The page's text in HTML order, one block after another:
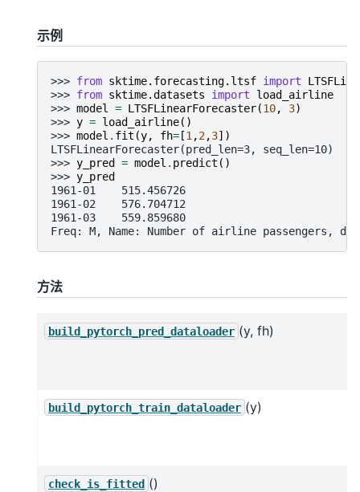
示例
>>> from sktime.forecasting.ltsf import
>>> from sktime.datasets import
load_airline
>>> model = LTSFLinearForecaster(10, 3)
>>> y = load_airline()
>>> model . fit (y, fh= [1,2,3])
LTSFLinearForecaster(pred_len=3, seq_len=10)
>>> y_pred = model . predict ()
>>> y_pred
1961-01    515.456726
1961-02    576.704712
1961-03    559.859680
Freq: M, Name: Number of airline passengers,
方法
build_pytorch_pred_dataloader (y, fh)
build_pytorch_train_dataloader (y)
check_is_fitted ()